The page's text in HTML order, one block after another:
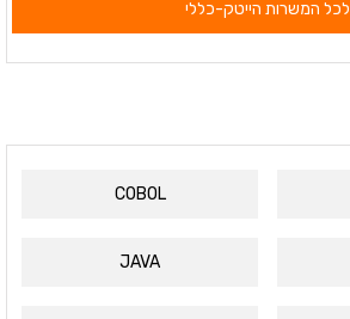
לכל המשרות הייטק-כללי
COBOL
JAVA